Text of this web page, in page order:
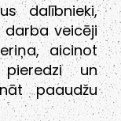
dalībnieki,
veicēji
aicinot
un
paaudžu